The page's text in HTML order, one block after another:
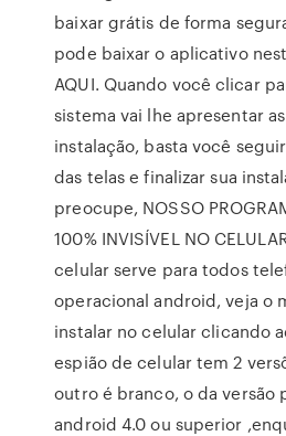
baixar grátis de forma
pode baixar o aplicativo
AQUI. Quando você clicar
sistema vai lhe apresentar
instalação, basta você
das telas e finalizar sua
preocupe, NOSSO
100% INVISÍVEL NO
celular serve para todos
operacional android, veja o
instalar no celular clicando
espião de celular tem 2
outro é branco, o da versão
android 4.0 ou superior